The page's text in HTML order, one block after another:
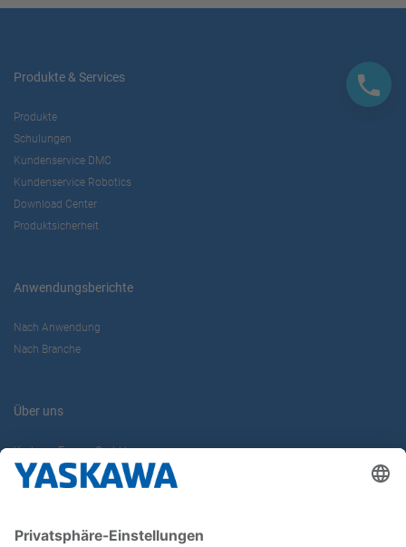
Produkte & Services
Produkte
Schulungen
Kundenservice DMC
Kundenservice Robotics
Download Center
Produktsicherheit
Anwendungsberichte
Nach Anwendung
Nach Branche
Über uns
Yaskawa Europe GmbH
Karriere
Newsletter